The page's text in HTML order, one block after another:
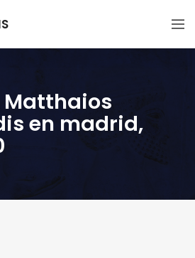
en madrid,